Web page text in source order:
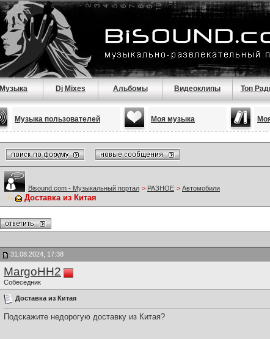
Музыка Dj Mixes Альбомы Видеоклипы Топ
Музыка пользователей Моя музыка
Bisound.com - Музыкальный портал > РАЗНОЕ > Автомобили
Доставка из Китая
31.08.2024, 17:38
MargoHH2
Собеседник
Доставка из Китая
Подскажите недорогую доставку из Китая?